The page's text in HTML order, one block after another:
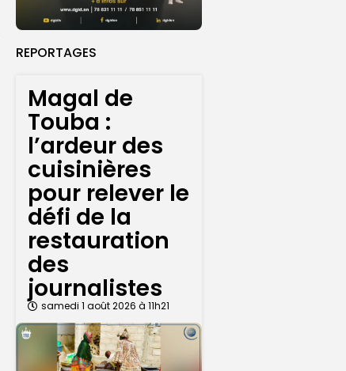
REPORTAGES
Magal de
Touba :
l’ardeur des
cuisinières
pour relever le
défi de la
restauration
des
journalistes
samedi 1 août 2026 à 11h21